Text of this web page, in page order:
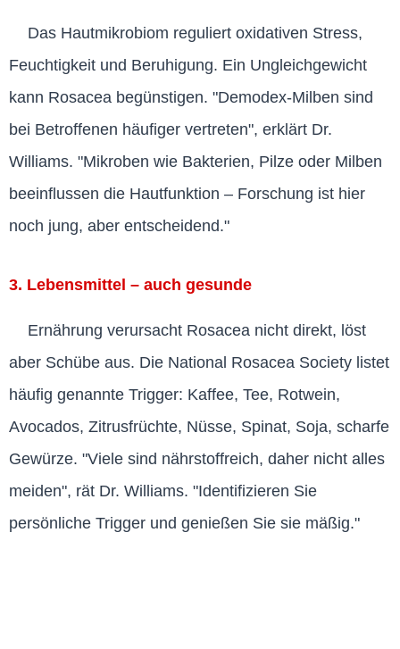
Das Hautmikrobiom reguliert oxidativen Stress,
Feuchtigkeit und Beruhigung. Ein Ungleichgewicht
kann Rosacea begünstigen. "Demodex-Milben sind
bei Betroffenen häufiger vertreten", erklärt Dr.
Williams. "Mikroben wie Bakterien, Pilze oder Milben
beeinflussen die Hautfunktion – Forschung ist hier
noch jung, aber entscheidend."
3. Lebensmittel – auch gesunde
Ernährung verursacht Rosacea nicht direkt, löst
aber Schübe aus. Die National Rosacea Society listet
häufig genannte Trigger: Kaffee, Tee, Rotwein,
Avocados, Zitrusfrüchte, Nüsse, Spinat, Soja, scharfe
Gewürze. "Viele sind nährstoffreich, daher nicht alles
meiden", rät Dr. Williams. "Identifizieren Sie
persönliche Trigger und genießen Sie sie mäßig."